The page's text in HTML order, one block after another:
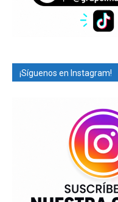
¡Síguenos en Instagram!